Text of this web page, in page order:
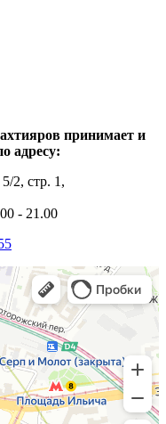
принимает и
адресу:
2, стр. 1,
- 21.00